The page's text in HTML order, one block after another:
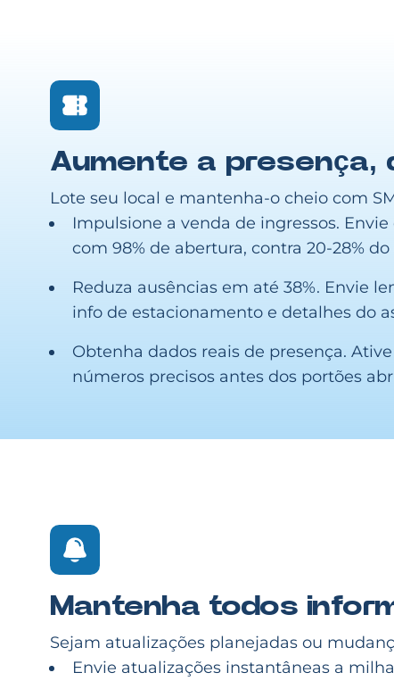
Aumente a presença,
Lote seu local e mantenha-o cheio com
Impulsione a venda de ingressos.
com 98% de abertura, contra 20-28%
Reduza ausências em até 38%. Envie
info de estacionamento e detalhes do
Obtenha dados reais de presença.
números precisos antes dos portões
Mantenha todos
Sejam atualizações planejadas ou
Envie atualizações instantâneas a